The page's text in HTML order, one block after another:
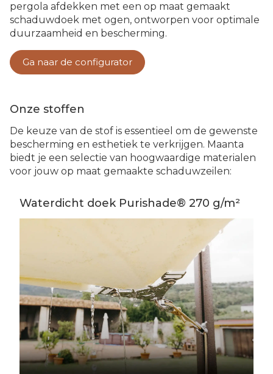
pergola afdekken met een op maat gemaakt
schaduwdoek met ogen, ontworpen voor optimale
duurzaamheid en bescherming.
Ga naar de configurator
Onze stoffen
De keuze van de stof is essentieel om de gewenste
bescherming en esthetiek te verkrijgen. Maanta
biedt je een selectie van hoogwaardige materialen
voor jouw op maat gemaakte schaduwzeilen:
Waterdicht doek Purishade® 270 g/m²